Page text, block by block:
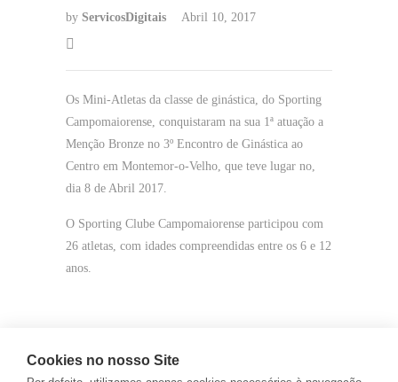
by ServicosDigitais Abril 10, 2017
Os Mini-Atletas da classe de ginástica, do Sporting
Campomaiorense, conquistaram na sua 1ª atuação a
Menção Bronze no 3º Encontro de Ginástica ao
Centro em Montemor-o-Velho, que teve lugar no,
dia 8 de Abril 2017.
O Sporting Clube Campomaiorense participou com
26 atletas, com idades compreendidas entre os 6 e 12
anos.
Cookies no nosso Site